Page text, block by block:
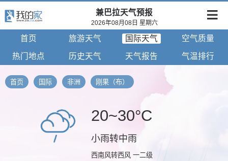
兼巴拉天气预报
2026年08月08日 星期六
首页 旅游天气 国际天气 空气质量
热门地点 历史天气 天气报告 气温排行
首页 国际 非洲 刚果（布）
20~30°C
小雨转中雨
西南风转西风 一二级